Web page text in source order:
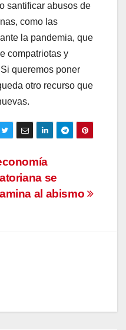
santificar abusos de
como las
la pandemia, que
compatriotas y
queremos poner
otro recurso que
se
al abismo